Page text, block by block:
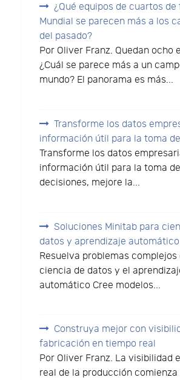
¿Qué equipos de cuartos de
Mundial se parecen más a los
del pasado?
Por Oliver Franz. Quedan ocho
¿Cuál se parece más a un
mundo? El panorama es más...
Transforme los datos
información útil para la toma
Transforme los datos
información útil para la toma de
decisiones, mejore la...
Soluciones Minitab para
datos y aprendizaje automático
Resuelva problemas complejos
ciencia de datos y el
automático Cree modelos...
Construya mejor con
fabricación en tiempo real
Por Oliver Franz. La visibilidad
real de la producción comienza